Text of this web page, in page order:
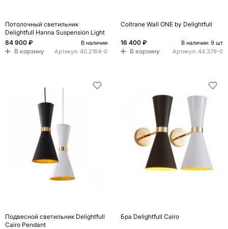
Потолочный светильник
Delightfull Hanna Suspension Light
84 900 ₽
В наличии
В корзину Артикул: 40.2164-0
Coltrane Wall ONE by Delightfull
16 400 ₽ В наличии: 9 шт
В корзину Артикул: 44.379-0
Подвесной светильник Delightfull
Cairo Pendant
Бра Delightfull Cairo